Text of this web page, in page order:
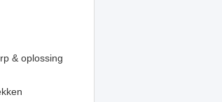
& oplossing